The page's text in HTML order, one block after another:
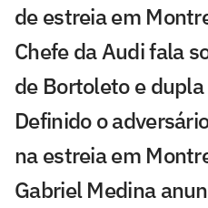
de estreia em
Chefe da Audi fala
de Bortoleto e dupla
Definido o
na estreia em
Gabriel Medina